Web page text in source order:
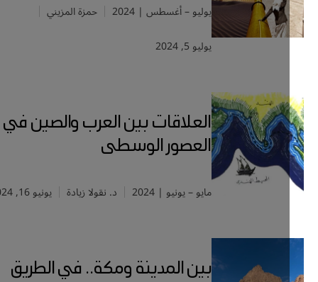
يوليو – أغسطس | 2024
حمزة المزيني
العلاقات بين العرب والصين في
العصور الوسطى
مايو – يونيو | 2024 د. نقولا زيادة يونيو 16, 2024
بين المدينة ومكة.. في الطريق